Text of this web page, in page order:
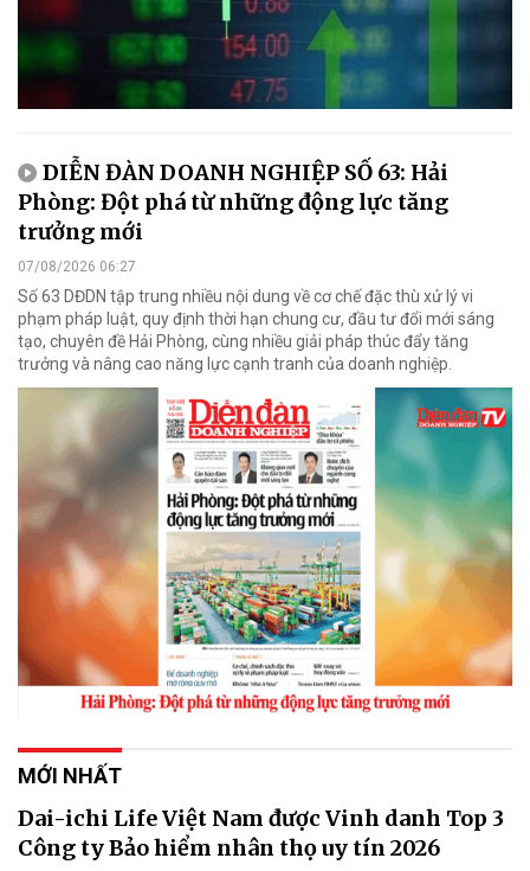
DIỄN ĐÀN DOANH NGHIỆP SỐ 63: Hải
Phòng: Đột phá từ những động lực tăng
trưởng mới
07/08/2026 06:27
Số 63 DĐDN tập trung nhiều nội dung về cơ chế đặc thù xử lý vi
phạm pháp luật, quy định thời hạn chung cư, đầu tư đổi mới sáng
tạo, chuyên đề Hải Phòng, cùng nhiều giải pháp thúc đẩy tăng
trưởng và nâng cao năng lực cạnh tranh của doanh nghiệp.
MỚI NHẤT
Dai-ichi Life Việt Nam được Vinh danh Top 3
Công ty Bảo hiểm nhân thọ uy tín 2026